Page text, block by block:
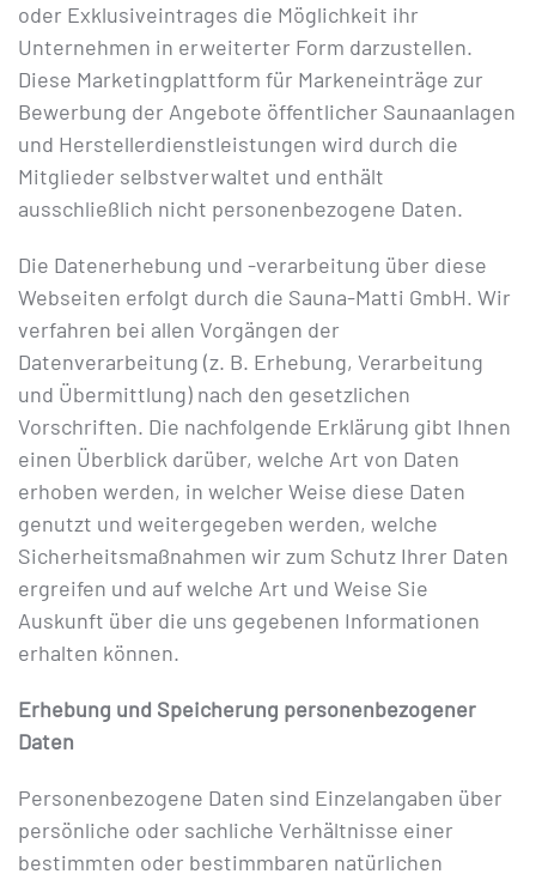
oder Exklusiveintrages die Möglichkeit ihr
Unternehmen in erweiterter Form darzustellen.
Diese Marketingplattform für Markeneinträge zur
Bewerbung der Angebote öffentlicher Saunaanlagen
und Herstellerdienstleistungen wird durch die
Mitglieder selbstverwaltet und enthält
ausschließlich nicht personenbezogene Daten.
Die Datenerhebung und -verarbeitung über diese
Webseiten erfolgt durch die Sauna-Matti GmbH. Wir
verfahren bei allen Vorgängen der
Datenverarbeitung (z. B. Erhebung, Verarbeitung
und Übermittlung) nach den gesetzlichen
Vorschriften. Die nachfolgende Erklärung gibt Ihnen
einen Überblick darüber, welche Art von Daten
erhoben werden, in welcher Weise diese Daten
genutzt und weitergegeben werden, welche
Sicherheitsmaßnahmen wir zum Schutz Ihrer Daten
ergreifen und auf welche Art und Weise Sie
Auskunft über die uns gegebenen Informationen
erhalten können.
Erhebung und Speicherung personenbezogener
Daten
Personenbezogene Daten sind Einzelangaben über
persönliche oder sachliche Verhältnisse einer
bestimmten oder bestimmbaren natürlichen